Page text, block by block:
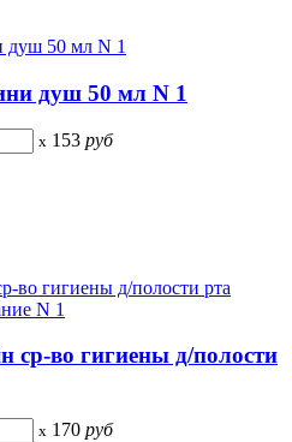
душ 50 мл N 1
x 153 руб
ср-во гигиены д/полости
x 170 руб